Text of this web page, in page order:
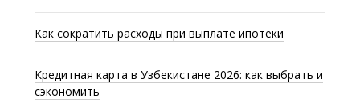
Как сократить расходы при выплате ипотеки
Кредитная карта в Узбекистане 2026: как выбрать и
сэкономить